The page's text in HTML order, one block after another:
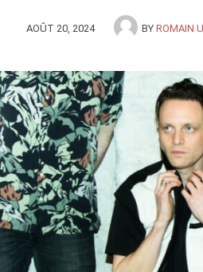
AOÛT 20, 2024 BY ROMAIN